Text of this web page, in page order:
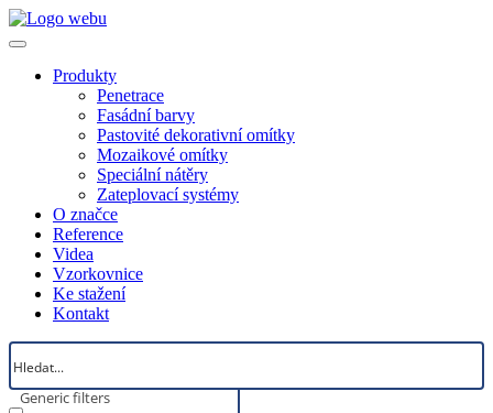
Produkty
Penetrace
Fasádní barvy
Pastovité dekorativní omítky
Mozaikové omítky
Speciální nátěry
Zateplovací systémy
O značce
Reference
Videa
Vzorkovnice
Ke stažení
Kontakt
Generic filters